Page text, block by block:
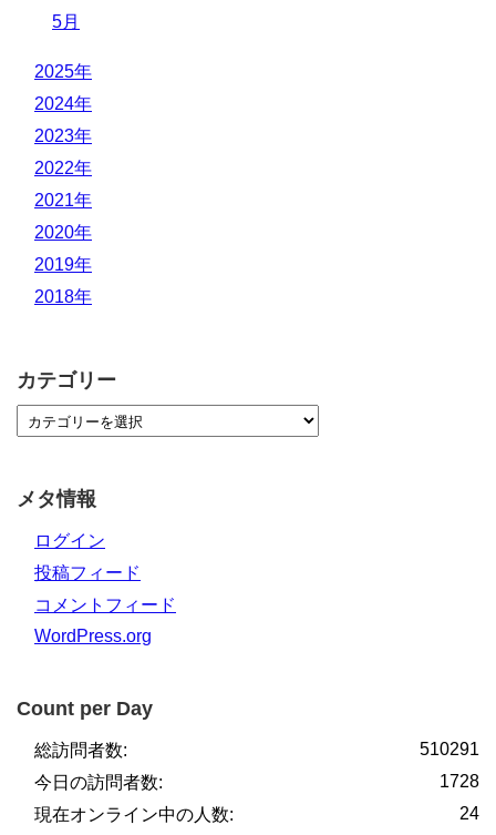
5月
2025年
2024年
2023年
2022年
2021年
2020年
2019年
2018年
カテゴリー
メタ情報
ログイン
投稿フィード
コメントフィード
WordPress.org
Count per Day
510291
総訪問者数:
1728
今日の訪問者数:
24
現在オンライン中の人数: